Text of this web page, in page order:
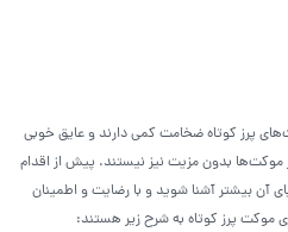
پرز کوتاه ضخامت کمی دارند و عایق خوبی
موکت‌ها بدون مزیت نیز نیستند. پیش از اقدام
آن بیشتر آشنا شوید و با رضایت و اطمینان
موکت پرز کوتاه به شرح زیر هستند: